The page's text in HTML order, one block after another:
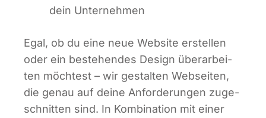
dein Unternehmen
Egal, ob du eine neue Web­site erstel­len
oder ein bestehen­des Design über­ar­bei­
ten möch­test – wir gestal­ten Web­sei­ten,
die genau auf dei­ne Anfor­de­run­gen zuge­
schnit­ten sind. In Kom­bi­na­ti­on mit einer